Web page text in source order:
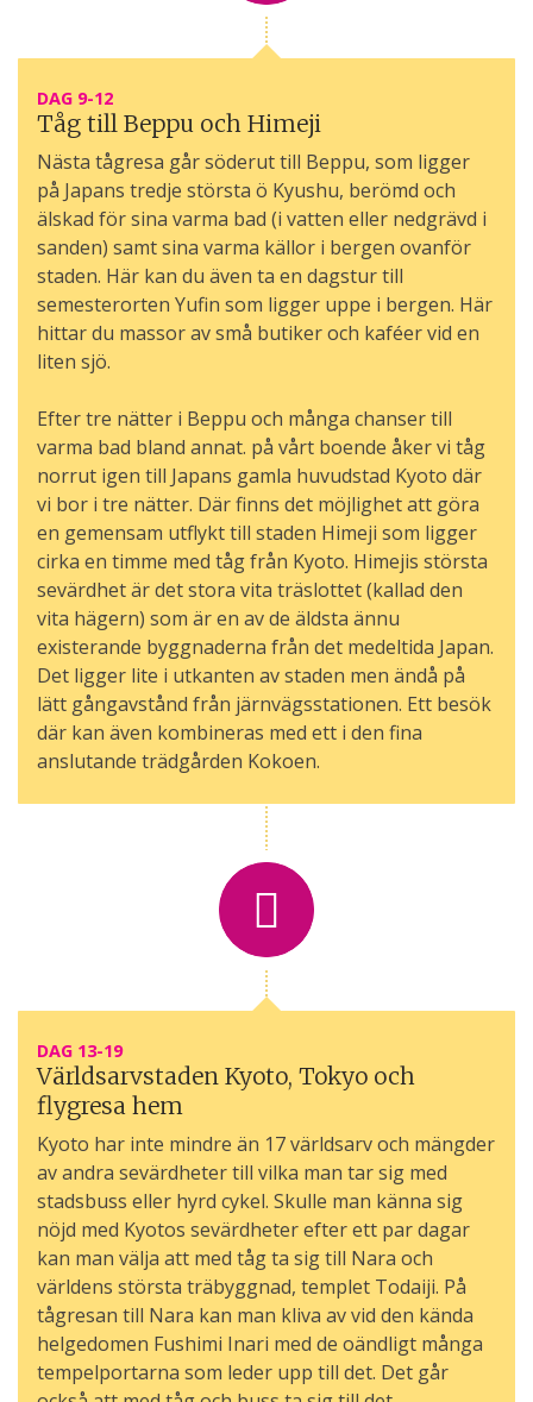
DAG 9-12
Tåg till Beppu och Himeji
Nästa tågresa går söderut till Beppu, som ligger
på Japans tredje största ö Kyushu, berömd och
älskad för sina varma bad (i vatten eller nedgrävd i
sanden) samt sina varma källor i bergen ovanför
staden. Här kan du även ta en dagstur till
semesterorten Yufin som ligger uppe i bergen. Här
hittar du massor av små butiker och kaféer vid en
liten sjö.
Efter tre nätter i Beppu och många chanser till
varma bad bland annat. på vårt boende åker vi tåg
norrut igen till Japans gamla huvudstad Kyoto där
vi bor i tre nätter. Där finns det möjlighet att göra
en gemensam utflykt till staden Himeji som ligger
cirka en timme med tåg från Kyoto. Himejis största
sevärdhet är det stora vita träslottet (kallad den
vita hägern) som är en av de äldsta ännu
existerande byggnaderna från det medeltida Japan.
Det ligger lite i utkanten av staden men ändå på
lätt gångavstånd från järnvägsstationen. Ett besök
där kan även kombineras med ett i den fina
anslutande trädgården Kokoen.
DAG 13-19
Världsarvstaden Kyoto, Tokyo och
flygresa hem
Kyoto har inte mindre än 17 världsarv och mängder
av andra sevärdheter till vilka man tar sig med
stadsbuss eller hyrd cykel. Skulle man känna sig
nöjd med Kyotos sevärdheter efter ett par dagar
kan man välja att med tåg ta sig till Nara och
världens största träbyggnad, templet Todaiji. På
tågresan till Nara kan man kliva av vid den kända
helgedomen Fushimi Inari med de oändligt många
tempelportarna som leder upp till det. Det går